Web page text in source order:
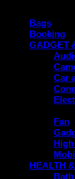
Bags
Booking
GADGET
Car
Fan
HEALTH